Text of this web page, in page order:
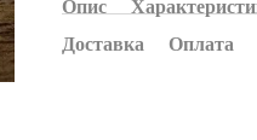
Опис
Доставка
Оплата